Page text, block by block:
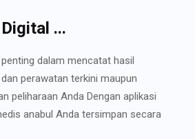
...
dalam mencatat hasil
perawatan terkini maupun
peliharaan Anda Dengan aplikasi
anabul Anda tersimpan secara